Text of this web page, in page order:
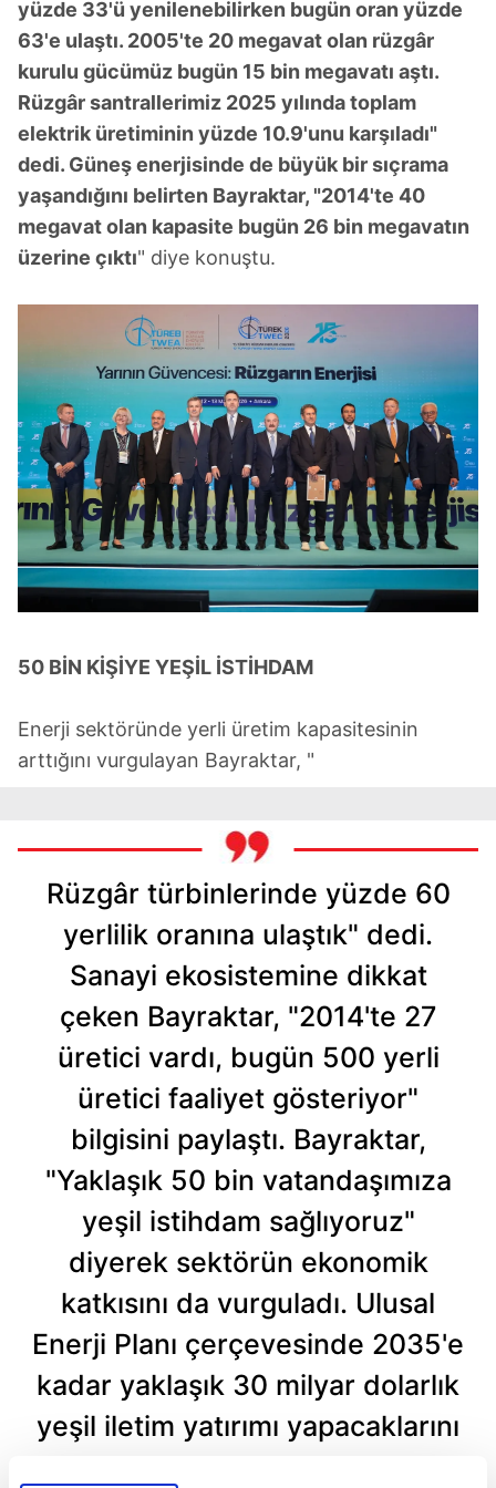
yüzde 33'ü yenilenebilirken bugün oran yüzde
63'e ulaştı. 2005'te 20 megavat olan rüzgâr
kurulu gücümüz bugün 15 bin megavatı aştı.
Rüzgâr santrallerimiz 2025 yılında toplam
elektrik üretiminin yüzde 10.9'unu karşıladı"
dedi. Güneş enerjisinde de büyük bir sıçrama
yaşandığını belirten Bayraktar, "2014'te 40
megavat olan kapasite bugün 26 bin megavatın
üzerine çıktı" diye konuştu.
50 BİN KİŞİYE YEŞİL İSTİHDAM
Enerji sektöründe yerli üretim kapasitesinin
arttığını vurgulayan Bayraktar, "
Rüzgâr türbinlerinde yüzde 60
yerlilik oranına ulaştık" dedi.
Sanayi ekosistemine dikkat
çeken Bayraktar, "2014'te 27
üretici vardı, bugün 500 yerli
üretici faaliyet gösteriyor"
bilgisini paylaştı. Bayraktar,
"Yaklaşık 50 bin vatandaşımıza
yeşil istihdam sağlıyoruz"
diyerek sektörün ekonomik
katkısını da vurguladı. Ulusal
Enerji Planı çerçevesinde 2035'e
kadar yaklaşık 30 milyar dolarlık
yeşil iletim yatırımı yapacaklarını